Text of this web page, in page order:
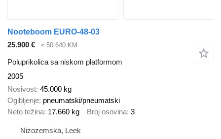
Nooteboom EURO-48-03
25.900 €
≈ 50.640 KM
Poluprikolica sa niskom platformom
2005
Nosivost 45.000 kg
Ogibljenje pneumatski/pneumatski
Neto težina 17.660 kg Broj osovina 3
Nizozemska, Leek